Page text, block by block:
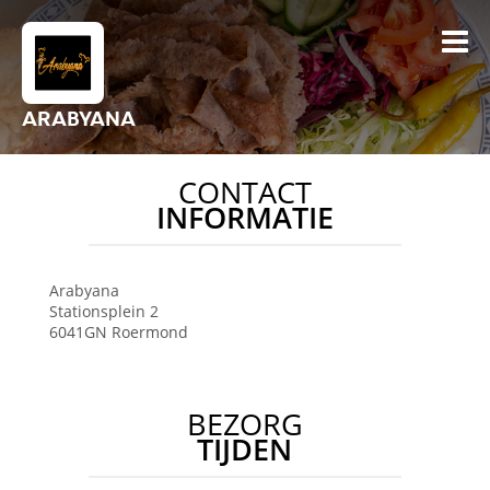
ARABYANA
CONTACT
INFORMATIE
Arabyana
Stationsplein 2
6041GN Roermond
BEZORG
TIJDEN